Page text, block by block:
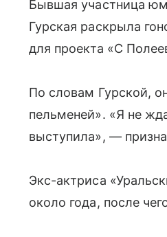
Бывшая участница
Гурская раскрыла
для проекта «С
По словам Гурской,
пельменей». «Я не
выступила», —
Экс-актриса
около года, после